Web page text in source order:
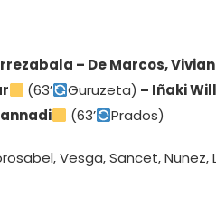
– De Marcos, Vivian
(63’ Guruzeta) – Iñaki
(63’ Prados)
Vesga, Sancet, Nunez,